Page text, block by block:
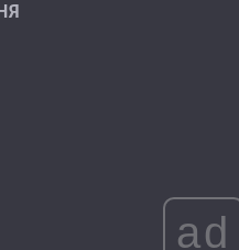
ad